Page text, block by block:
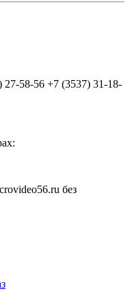
27-58-56 +7 (3537) 31-18-
без